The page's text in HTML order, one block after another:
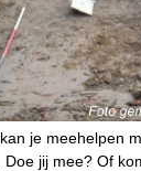
je meehelpen
jij mee? Of